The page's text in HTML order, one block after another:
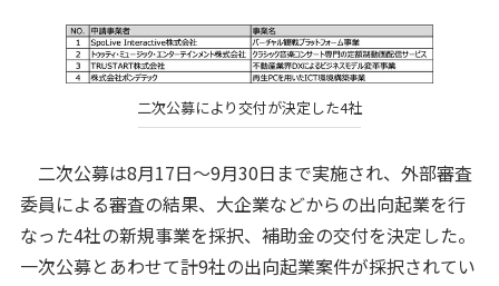
二次公募により交付が決定した4社
二次公募は8月17日～9月30日まで実施され、外部審査
委員による審査の結果、大企業などからの出向起業を行
なった4社の新規事業を採択、補助金の交付を決定した。
一次公募とあわせて計9社の出向起業案件が採択されてい